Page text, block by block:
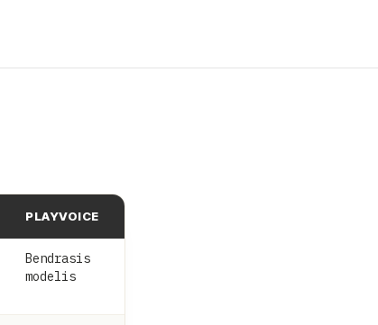
PLAYVOICE
Bendrasis
modelis